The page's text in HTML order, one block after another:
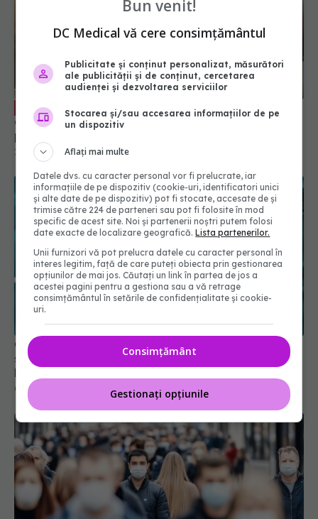
EXCLUSIV Greșeala mortală pe care o facem
când suntem răciți. Adrian Marinescu: Le luăm ca
pe bomboane
14 dec 2023, 15:44
COVID, efecte devastatoare. Leziuni severe,
silențioase cu efecte îngrijorătoare pe termen
lung
01 feb 2024, 16:46
Bun venit!
DC Medical vă cere consimțământul
Publicitate și conținut personalizat, măsurători
ale publicității și de conținut, cercetarea
audienței și dezvoltarea serviciilor
Stocarea și/sau accesarea informațiilor de pe
un dispozitiv
Aflați mai multe
Datele dvs. cu caracter personal vor fi prelucrate, iar
informațiile de pe dispozitiv (cookie-uri, identificatori unici
și alte date de pe dispozitiv) pot fi stocate, accesate de și
trimise către 224 de parteneri sau pot fi folosite în mod
specific de acest site. Noi și partenerii noștri putem folosi
date exacte de localizare geografică.Lista partenerilor.
Unii furnizori vă pot prelucra datele cu caracter personal în
interes legitim, față de care puteți obiecta prin gestionarea
opțiunilor de mai jos. Căutați un link în partea de jos a
acestei pagini pentru a gestiona sau a vă retrage
consimțământul în setările de confidențialitate și cookie-
uri.
Consimțământ
Gestionați opțiunile